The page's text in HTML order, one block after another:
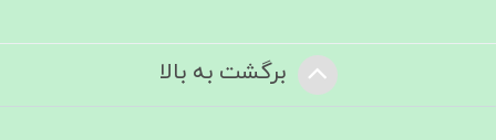
برگشت به بالا